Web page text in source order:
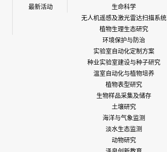
最新活动
生命科学
无人机遥感及激光雷达扫描系统
植物生理生态研究
环境保护与防治
实验室自动化定制方案
种业实验室建设与种子研究
温室自动化与植物培养
植物表型研究
生物样品采集及储存
土壤研究
海洋与气象监测
淡水生态监测
动物研究